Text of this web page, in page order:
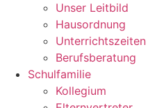
Unser Leitbild
Hausordnung
Unterrichtszeiten
Berufsberatung
Schulfamilie
Kollegium